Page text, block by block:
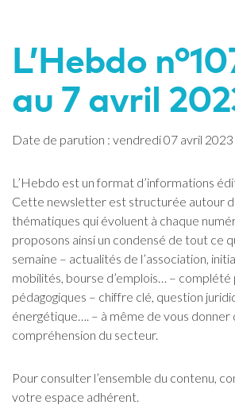
L’Hebdo
au 7 avril
Date de parution : vendredi 07 avril 2023
L’Hebdo est un format d’informations
Cette newsletter est structurée autour
thématiques qui évoluent à chaque
proposons ainsi un condensé de tout ce
semaine – actualités de l’association,
mobilités, bourse d’emplois… – complété
pédagogiques – chiffre clé, question
énergétique…. – à même de vous donner
compréhension du secteur.
Pour consulter l’ensemble du contenu,
votre espace adhérent.